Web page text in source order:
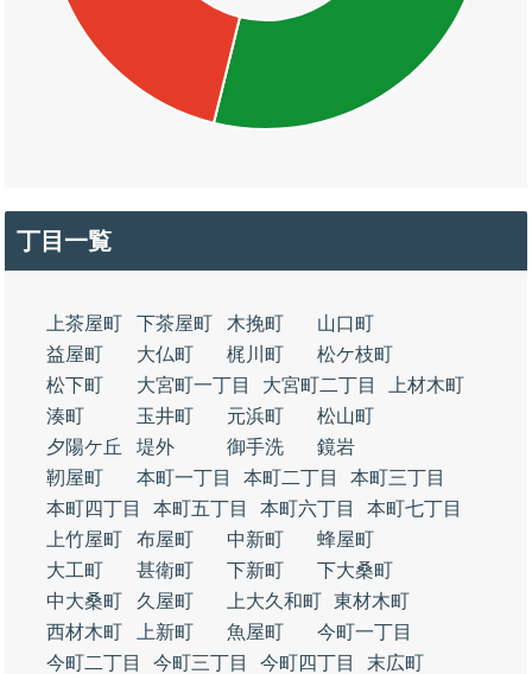
丁目一覧
上茶屋町 下茶屋町 木挽町
山口町
益屋町
大仏町 梶川町
松ケ枝町
松下町
大宮町一丁目 大宮町二丁目
上材木町
湊町
玉井町 元浜町
松山町
夕陽ケ丘
堤外 御手洗
鏡岩
靭屋町
本町一丁目 本町二丁目
本町三丁目
本町四丁目
本町五丁目 本町六丁目
本町七丁目
上竹屋町
布屋町 中新町
蜂屋町
大工町
甚衛町 下新町
下大桑町
中大桑町
久屋町 上大久和町 東材木町
西材木町
上新町 魚屋町
今町一丁目
今町二丁目
今町三丁目 今町四丁目
末広町